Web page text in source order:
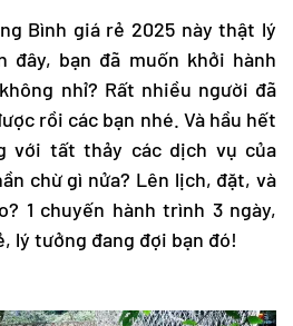
Bình giá rẻ 2025 này thật lý
đây, bạn đã muốn khởi hành
nhỉ? Rất nhiều người đã
rồi các bạn nhé. Và hầu hết
với tất thảy các dịch vụ của
chừ gì nửa? Lên lịch, đặt, và
1 chuyến hành trình 3 ngày,
lý tưởng đang đợi bạn đó!